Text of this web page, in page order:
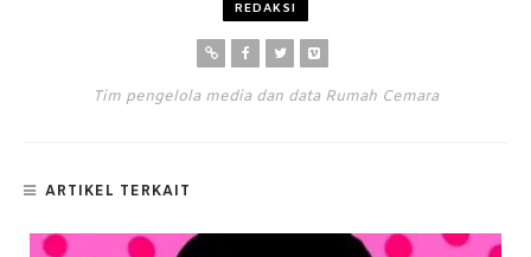
REDAKSI
Tim pengelola media dan data Rumah Cemara
ARTIKEL TERKAIT